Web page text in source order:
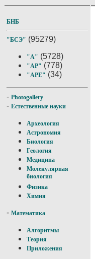
БНБ
"БСЭ" (95279)
"А" (5728)
"АР" (778)
"АРЕ" (34)
- Photogallery
- Естественные науки
Археология
Астрономия
Биология
Геология
Медицина
Молекулярная
биология
Физика
Химия
- Математика
Алгоритмы
Теория
Приложения